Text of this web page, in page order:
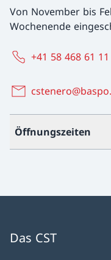
Von November bis
Wochenende
+41 58 468 61 11
Öffnungszeiten
Das CST